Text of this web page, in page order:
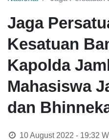
Jaga
Kesatuan
Kapolda
Mahasiswa
dan
10 August 2022 - 19:32